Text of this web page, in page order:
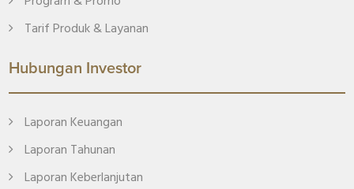
Tarif Produk & Layanan
Hubungan Investor
Laporan Keuangan
Laporan Tahunan
Laporan Keberlanjutan